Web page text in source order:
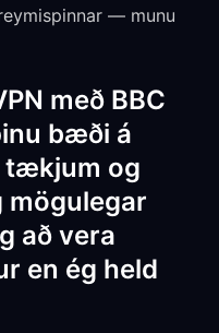
— munu
með BBC
bæði á
tækjum og
mögulegar
að vera
en ég held